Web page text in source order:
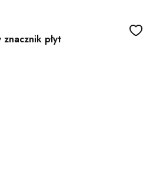
płyt